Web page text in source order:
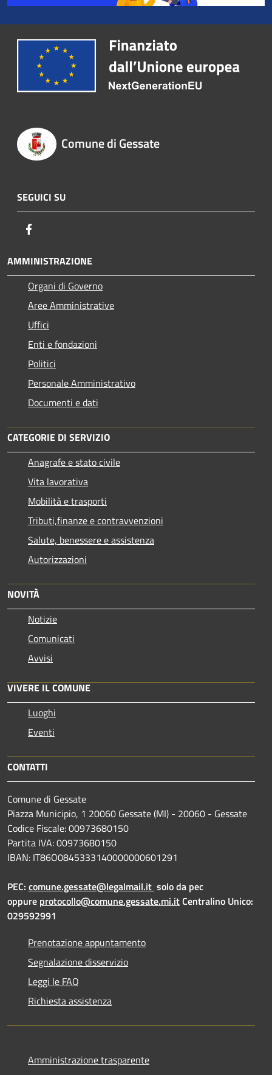
Comune di Gessate
SEGUICI SU
AMMINISTRAZIONE
Organi di Governo
Aree Amministrative
Uffici
Enti e fondazioni
Politici
Personale Amministrativo
Documenti e dati
CATEGORIE DI SERVIZIO
Anagrafe e stato civile
Vita lavorativa
Mobilità e trasporti
Tributi,finanze e contravvenzioni
Salute, benessere e assistenza
Autorizzazioni
NOVITÀ
Notizie
Comunicati
Avvisi
VIVERE IL COMUNE
Luoghi
Eventi
CONTATTI
Comune di Gessate
Piazza Municipio, 1 20060 Gessate (MI) - 20060 - Gessate
Codice Fiscale: 00973680150
Partita IVA: 00973680150
IBAN: IT86O0845333140000000601291
PEC: comune.gessate@legalmail.it solo da pec
oppure protocollo@comune.gessate.mi.itCentralino Unico:
029592991
Prenotazione appuntamento
Segnalazione disservizio
Leggi le FAQ
Richiesta assistenza
Amministrazione trasparente